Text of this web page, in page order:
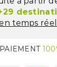
temps réel
PAIEMENT